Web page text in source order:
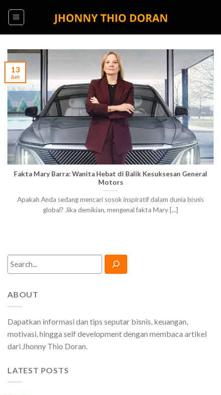
Fakta Mary Barra: Wanita Hebat di Balik Kesuksesan General
Motors
Apakah Anda sedang mencari sosok inspiratif dalam dunia bisnis
global? Jika demikian, mengenal fakta Mary [...]
13
Jun
Search
ABOUT
Dapatkan informasi dan tips seputar bisnis, keuangan,
motivasi, hingga self development dengan membaca artikel
dari Jhonny Thio Doran.
LATEST POSTS